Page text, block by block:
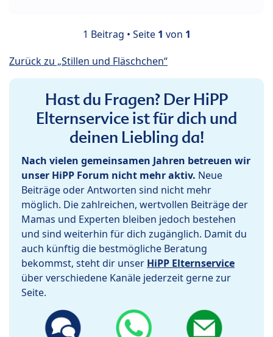
1 Beitrag • Seite 1 von 1
Zurück zu „Stillen und Fläschchen“
Hast du Fragen? Der HiPP
Elternservice ist für dich und
deinen Liebling da!
Nach vielen gemeinsamen Jahren betreuen wir
unser HiPP Forum nicht mehr aktiv. Neue
Beiträge oder Antworten sind nicht mehr
möglich. Die zahlreichen, wertvollen Beiträge der
Mamas und Experten bleiben jedoch bestehen
und sind weiterhin für dich zugänglich. Damit du
auch künftig die bestmögliche Beratung
bekommst, steht dir unser HiPP Elternservice
über verschiedene Kanäle jederzeit gerne zur
Seite.